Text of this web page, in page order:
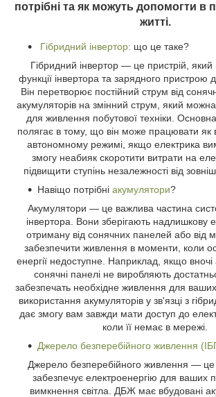
потрібні та як можуть допомогти в
житті.
Гібридний інвертор: що це таке?
Гібридний інвертор — це пристрій, який
функції інвертора та зарядного пристрою
Він перетворює постійний струм від
акумуляторів на змінний струм, який
для живлення побутової техніки.
полягає в тому, що він може працювати як
автономному режимі, якщо електрика
змогу неабияк скоротити витрати на
підвищити ступінь незалежності від
Навіщо потрібні акумулятори?
Акумулятори — це важлива частина
інвертора. Вони зберігають надлишкову
отриману від сонячних панелей або від
забезпечити живлення в моменти, коли
енергії недоступне. Наприклад, якщо вночі
сонячні панелі не виробляють
забезпечать необхідне живлення для
використання акумуляторів у зв'язці з
дає змогу вам завжди мати доступ до
коли її немає в мережі.
Джерело безперебійного живлення
Джерело безперебійного живлення — це
забезпечує електроенергію для ваших
вимкнення світла. ДБЖ має вбудовані